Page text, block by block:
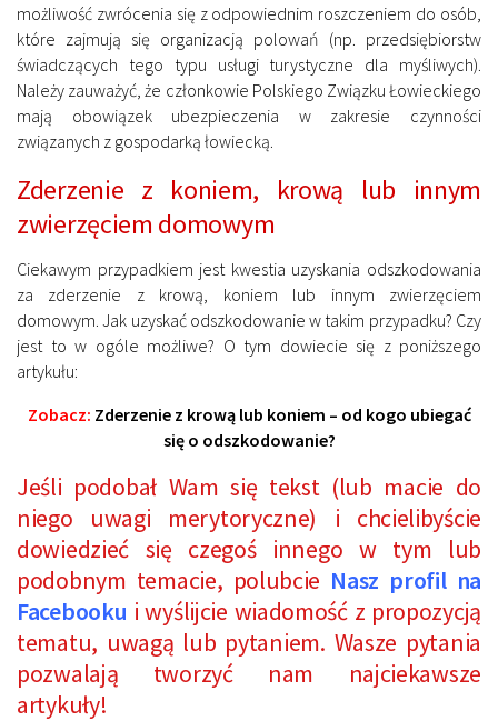
możliwość zwrócenia się z odpowiednim roszczeniem do osób,
które zajmują się organizacją polowań (np. przedsiębiorstw
świadczących tego typu usługi turystyczne dla myśliwych).
Należy zauważyć, że członkowie Polskiego Związku Łowieckiego
mają obowiązek ubezpieczenia w zakresie czynności
związanych z gospodarką łowiecką.
Zderzenie z koniem, krową lub innym
zwierzęciem domowym
Ciekawym przypadkiem jest kwestia uzyskania odszkodowania
za zderzenie z krową, koniem lub innym zwierzęciem
domowym. Jak uzyskać odszkodowanie w takim przypadku? Czy
jest to w ogóle możliwe? O tym dowiecie się z poniższego
artykułu:
Zobacz: Zderzenie z krową lub koniem – od kogo ubiegać
się o odszkodowanie?
Jeśli podobał Wam się tekst (lub macie do
niego uwagi merytoryczne) i chcielibyście
dowiedzieć się czegoś innego w tym lub
podobnym temacie, polubcie Nasz profil na
Facebooku i wyślijcie wiadomość z propozycją
tematu, uwagą lub pytaniem. Wasze pytania
pozwalają tworzyć nam najciekawsze
artykuły!